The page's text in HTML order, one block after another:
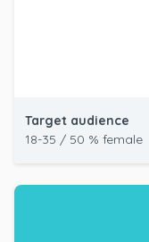
Target audience
18-35 / 50 % female